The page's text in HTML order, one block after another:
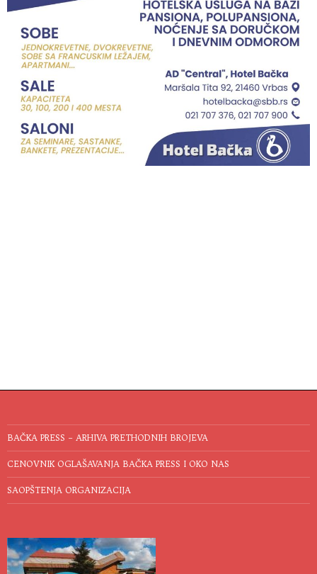
BAČKA PRESS – ARHIVA PRETHODNIH BROJEVA
CENOVNIK OGLAŠAVANJA BAČKA PRESS I OKO NAS
SAOPŠTENJA ORGANIZACIJA